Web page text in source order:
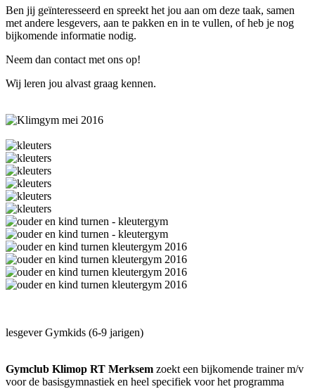
Ben jij geïnteresseerd en spreekt het jou aan om deze taak, samen
met andere lesgevers, aan te pakken en in te vullen, of heb je nog
bijkomende informatie nodig.
Neem dan contact met ons op!
Wij leren jou alvast graag kennen.
lesgever Gymkids (6-9 jarigen)
Gymclub Klimop RT Merksem zoekt een bijkomende trainer m/v
voor de basisgymnastiek en heel specifiek voor het programma